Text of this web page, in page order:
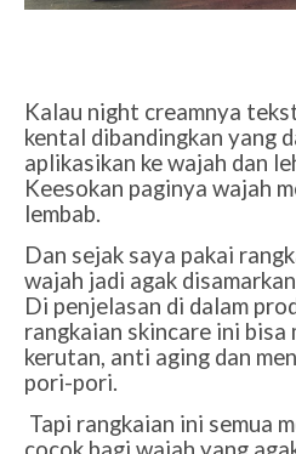
Kalau night creamnya
kental dibandingkan yang
aplikasikan ke wajah dan
Keesokan paginya wajah
lembab.
Dan sejak saya pakai
wajah jadi agak
Di penjelasan di dalam
rangkaian skincare ini bisa
kerutan, anti aging dan
pori-pori.
Tapi rangkaian ini semua